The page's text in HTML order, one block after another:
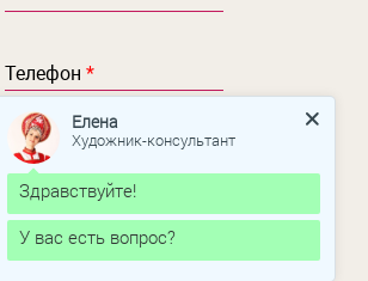
Телефон *
сполитикой
наобработку персональных
наполучение новостной и
рассылки
Елена
Художник-консультант
Здравствуйте!
У вас есть вопрос?